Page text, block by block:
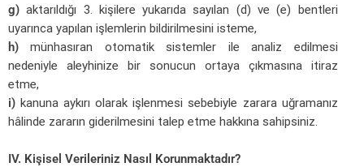
g)aktarıldığı 3. kişilere yukarıda sayılan (d) ve (e) bentleri
uyarınca yapılan işlemlerin bildirilmesini isteme,
h)münhasıran otomatik sistemler ile analiz edilmesi
nedeniyle aleyhinize bir sonucun ortaya çıkmasına itiraz
etme,
i)kanuna aykırı olarak işlenmesi sebebiyle zarara uğramanız
hâlinde zararın giderilmesini talep etme hakkına sahipsiniz.
IV. Kişisel Verileriniz Nasıl Korunmaktadır?